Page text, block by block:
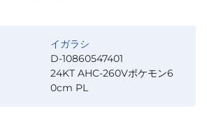
イガラシ
D-10860547401
24KT AHC-260Vポケモン6
0cm PL